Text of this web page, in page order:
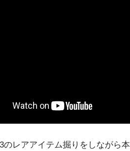
のレアアイテム掘りをしながら